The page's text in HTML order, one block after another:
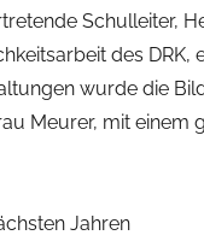
Schulleiter,
des DRK,
wurde die
Meurer, mit einem
Jahren